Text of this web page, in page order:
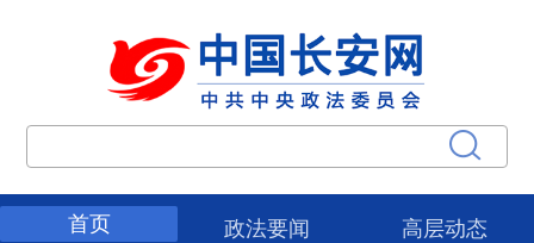
首页 政法要闻
高层动态